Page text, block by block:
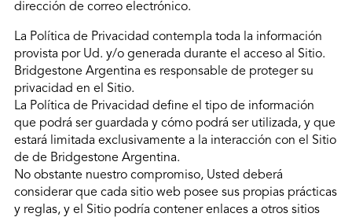
dirección de correo electrónico.
La Política de Privacidad contempla toda la información
provista por Ud. y/o generada durante el acceso al Sitio.
Bridgestone Argentina es responsable de proteger su
privacidad en el Sitio.
La Política de Privacidad define el tipo de información
que podrá ser guardada y cómo podrá ser utilizada, y que
estará limitada exclusivamente a la interacción con el Sitio
de de Bridgestone Argentina.
No obstante nuestro compromiso, Usted deberá
considerar que cada sitio web posee sus propias prácticas
y reglas, y el Sitio podría contener enlaces a otros sitios